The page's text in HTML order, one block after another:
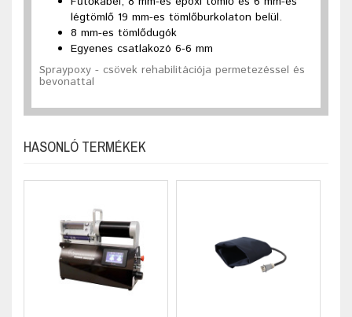
légtömlő 19 mm-es tömlőburkolaton belül.
8 mm-es tömlődugók
Egyenes csatlakozó 6-6 mm
Spraypoxy - csövek rehabilitációja permetezéssel és
bevonattal
HASONLÓ TERMÉKEK